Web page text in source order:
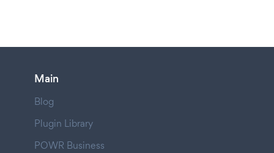
Main
Blog
Plugin Library
POWR Business